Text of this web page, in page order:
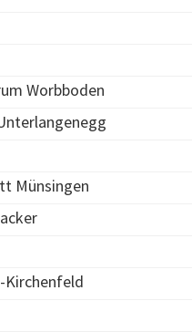
Worbboden
Münsingen
Kirchenfeld